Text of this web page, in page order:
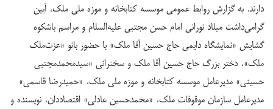
دارند. به گزارش روابط عمومی موسسه کتابخانه و موزه ملی ملک، آیین
گرامی‌داشت میلاد نورانی امام حسن مجتبی علیه‌السلام و مراسم باشکوه
گشایش «نمایشگاه دایمی حاج حسین آقا ملک» با حضور بانو «عزت‌ملک
ملک»، دختر بزرگ حاج حسین آقا ملک و سخنرانی «سید‌محمد‌مجتبی
حسینی» مدیر‌عامل موسسه کتابخانه و موزه ملی ملک، «حمید‌رضا قاسمی»
مدیر‌عامل سازمان موقوفات ملک، «محمد‌حسین عادلی» اقتصاددان، نویسنده و